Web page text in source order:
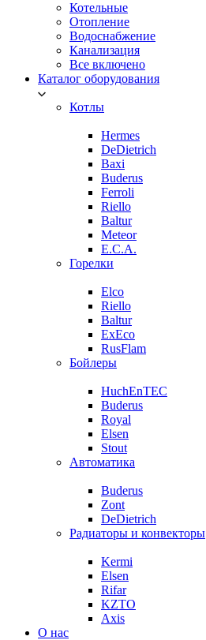
Котельные
Отопление
Водоснабжение
Канализация
Все включено
Каталог оборудования
Котлы
Hermes
DeDietrich
Baxi
Buderus
Ferroli
Riello
Baltur
Meteor
E.C.A.
Горелки
Elco
Riello
Baltur
ExEco
RusFlam
Бойлеры
HuchEnTEC
Buderus
Royal
Elsen
Stout
Автоматика
Buderus
Zont
DeDietrich
Радиаторы и конвекторы
Kermi
Elsen
Rifar
KZTO
Axis
О нас